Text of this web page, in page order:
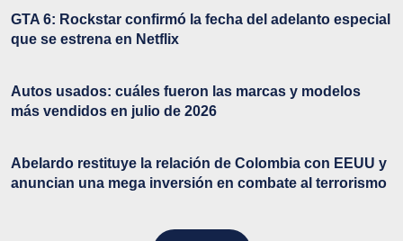
GTA 6: Rockstar confirmó la fecha del adelanto especial
que se estrena en Netflix
Autos usados: cuáles fueron las marcas y modelos
más vendidos en julio de 2026
Abelardo restituye la relación de Colombia con EEUU y
anuncian una mega inversión en combate al terrorismo